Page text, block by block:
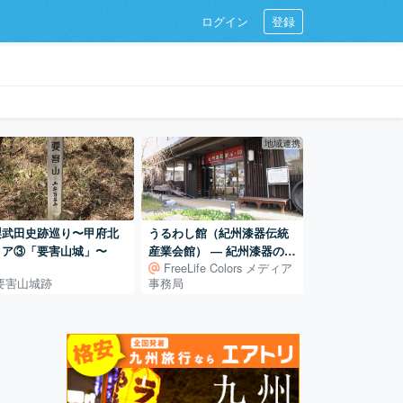
ログイン 登録
田史跡巡り〜甲府北
ア③「要害山城」〜
害山城跡
地域連携
うるわし館（紀州漆器伝統
産業会館） ― 紀州漆器の展
示・体験・販売を担う産地
の拠点
FreeLife Colors メディア
事務局